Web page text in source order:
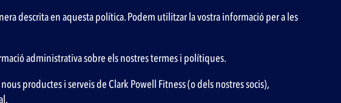
descrita en aquesta política. Podem utilitzar la vostra informació per a les
administrativa sobre els nostres termes i polítiques.
productes i serveis de Clark Powell Fitness (o dels nostres socis),